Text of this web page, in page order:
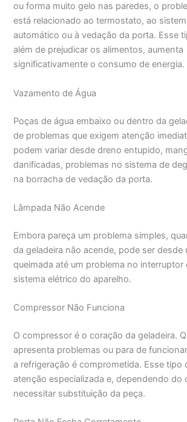
ou forma muito gelo nas paredes, o
está relacionado ao termostato, ao
automático ou à vedação da porta. Esse
além de prejudicar os alimentos, aumenta
significativamente o consumo de energia.
Vazamento de Água
Poças de água embaixo ou dentro da
de problemas que exigem atenção
podem variar desde dreno entupido,
danificadas, problemas no sistema de
na borracha de vedação da porta.
Lâmpada Não Acende
Embora pareça um problema simples,
da geladeira não acende, pode ser desde
queimada até um problema no interruptor
sistema elétrico do aparelho.
Compressor Não Funciona
O compressor é o coração da geladeira.
apresenta problemas ou para de
a refrigeração é comprometida. Esse tipo
atenção especializada e, dependendo do
necessitar substituição da peça.